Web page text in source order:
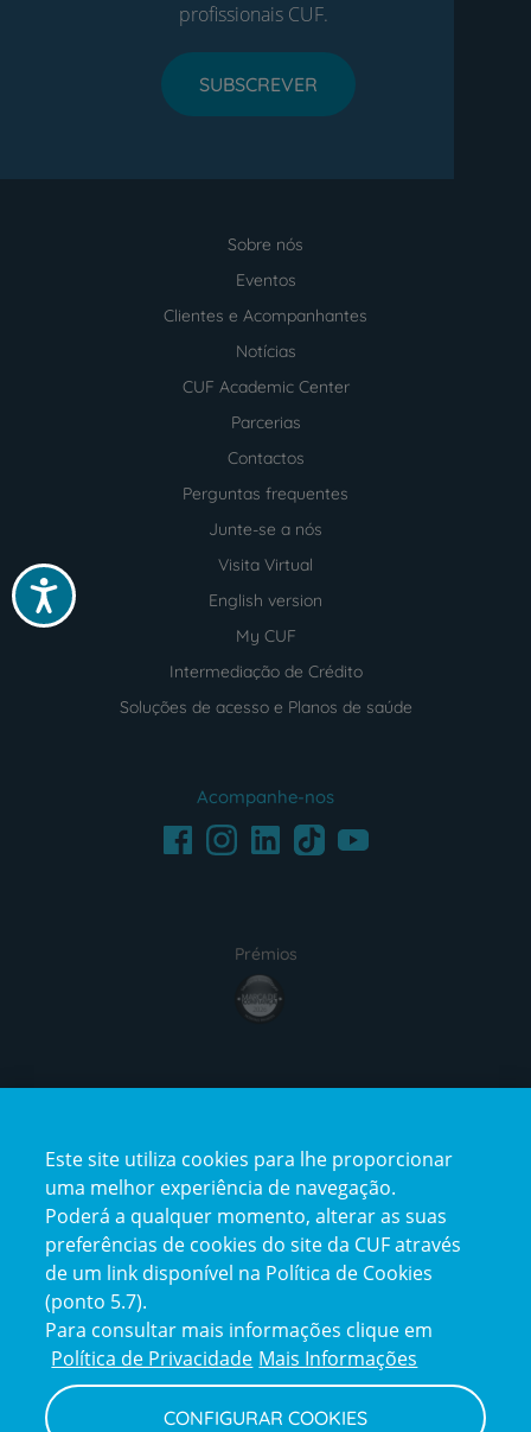
Acessibilidade
profissionais CUF.
SUBSCREVER
Sobre nós
Eventos
Clientes e Acompanhantes
Notícias
CUF Academic Center
Parcerias
Contactos
Perguntas frequentes
Junte-se a nós
Visita Virtual
English version
My CUF
Intermediação de Crédito
Soluções de acesso e Planos de saúde
Acompanhe-nos
FacebookInstagramLinkedInTikTokYoutube
Prémios
award4
certification2certification3
Reclamações
e
elogios
Este site utiliza cookies para lhe proporcionar
uma melhor experiência de navegação.
Poderá a qualquer momento, alterar as suas
preferências de cookies do site da CUF através
de um link disponível na Política de Cookies
(ponto 5.7).
Para consultar mais informações clique em
Política de Privacidade Mais Informações
CONFIGURAR COOKIES